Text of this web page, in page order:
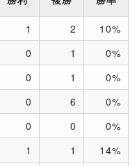
1 2
10%
0 1
0%
0 1
0%
0 6
0%
0 0
0%
1 1
14%